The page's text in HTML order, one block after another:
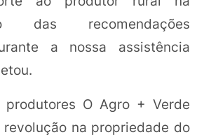
das recomendações
a nossa assistência
produtores O Agro + Verde
revolução na propriedade do